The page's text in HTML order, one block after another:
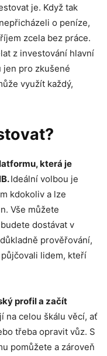
je. Když tak
o peníze,
zcela bez práce.
z investování hlavní
pro zkušené
využít každý,
která je
Ideální volbou je
kdokoliv a lze
Vše můžete
dostávat v
prověřování,
lidem, kteří
profil a začít
na celou škálu věcí, ať
třeba opravit vůz. S
pomůžete a zároveň